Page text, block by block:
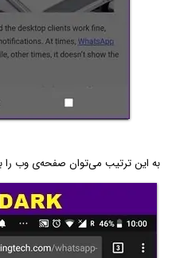
به این ترتیب می‌توان صفحه‌ی وب را